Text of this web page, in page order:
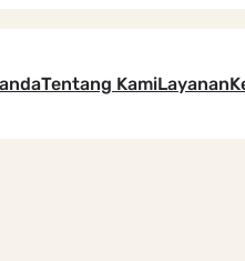
Tentang KamiLayanan